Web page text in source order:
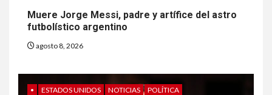
Muere Jorge Messi, padre y artífice del astro
futbolístico argentino
agosto 8, 2026
• ESTADOS UNIDOS NOTICIAS POLÍTICA